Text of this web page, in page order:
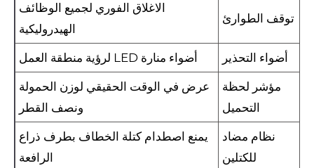
توقف الطوارئ
الاغلاق الفوري لجميع الوظائف
الهيدروليكية
أضواء التحذير أضواء منارة LED لرؤية منطقة العمل
مؤشر لحظة
التحميل
عرض في الوقت الحقيقي لوزن الحمولة
ونصف القطر
نظام مضاد
للكتلين
يمنع اصطدام كتلة الخطاف بطرف ذراع
الرافعة